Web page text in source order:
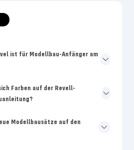
ist für Modellbau-Anfänger am
Farben auf der Revell-
Modellbausätze auf den